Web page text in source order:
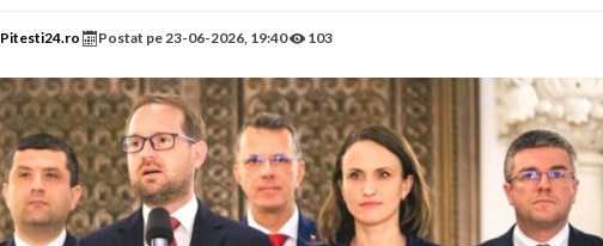
Pitesti24.ro Postat pe23-06-2026, 19:40 103